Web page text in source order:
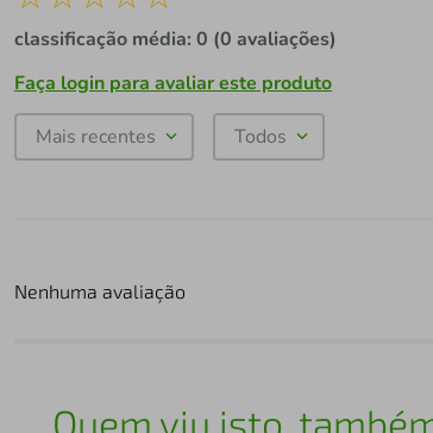
classificação média: 0 (0 avaliações)
Faça login para avaliar este produto
Mais recentes Todos
Nenhuma avaliação
Quem viu isto,